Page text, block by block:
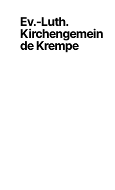
Ev.-Luth.
Kirchengemein
de Krempe